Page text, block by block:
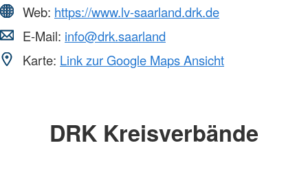
Web: https://www.lv-saarland.drk.de
E-Mail: info@drk.saarland
Karte: Link zur Google Maps Ansicht
DRK Kreisverbände